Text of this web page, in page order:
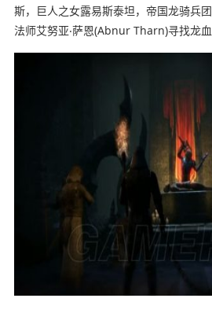
斯，巨人之女露易斯泰坦，帝国龙骑兵
法师艾努亚‧萨恩(Abnur Tharn)寻找龙血